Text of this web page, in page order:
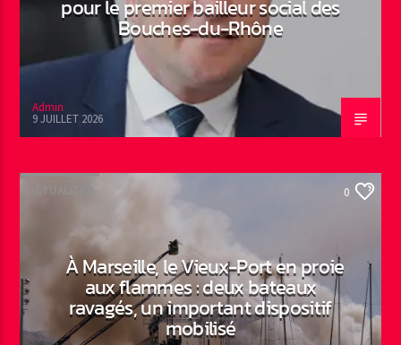
pour le premier bailleur social des
Bouches-du-Rhône
Admin
9 JUILLET 2026
ACTUALITÉS 0
À Marseille, le Vieux-Port en proie
aux flammes : deux bateaux
ravagés, un important dispositif
mobilisé